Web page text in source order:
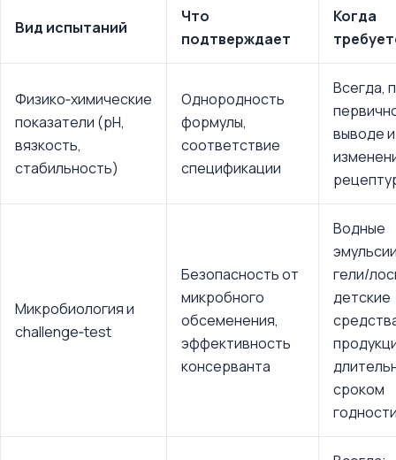
Вид испытаний
Что
подтверждает
Когда
Физико‑химические
показатели (pH,
вязкость,
стабильность)
Однородность
формулы,
соответствие
спецификации
Всегда,
выводе и
Микробиология и
challenge‑test
Безопасность от
микробного
обсеменения,
эффективность
консерванта
Водные
гели/
детские
сроком